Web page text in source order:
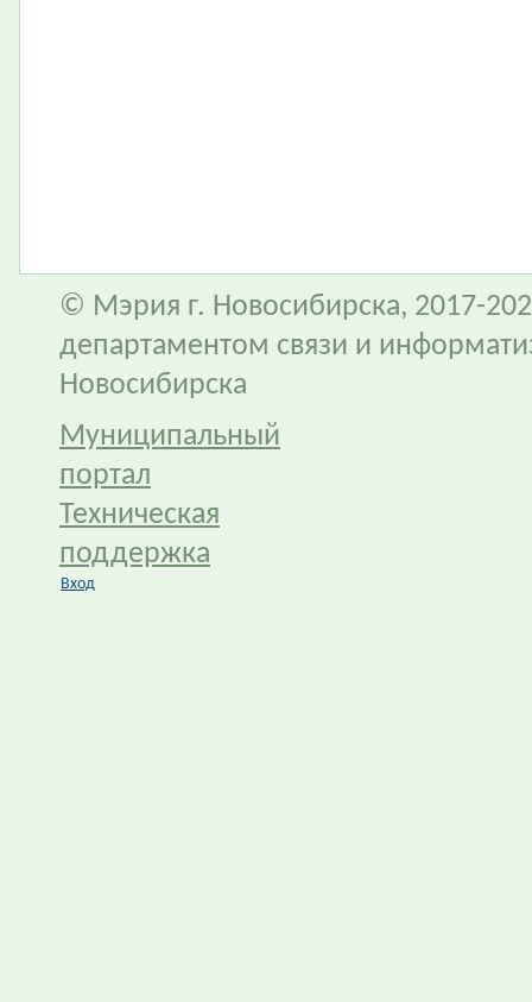
© Мэрия г. Новосибирска, 2017-
департаментом связи и
Новосибирска
Муниципальный
портал
Техническая
поддержка
Вход